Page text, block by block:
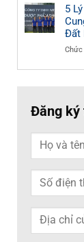
5
Đất
Đăng ký